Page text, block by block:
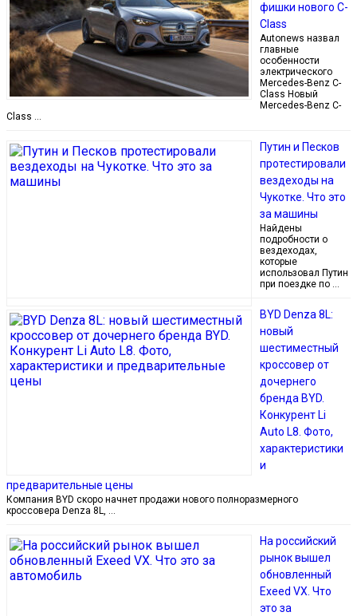
фишки нового С-
Class
Autonews назвал
главные
особенности
электрического
Mercedes-Benz C-
Class Новый
Mercedes-Benz C-
Class …
Путин и Песков
протестировали
вездеходы на
Чукотке. Что это
за машины
Найдены
подробности о
вездеходах,
которые
использовал Путин
при поездке по …
BYD Denza 8L:
новый
шестиместный
кроссовер от
дочернего
бренда BYD.
Конкурент Li
Auto L8. Фото,
характеристики
и
предварительные цены
Компания BYD скоро начнет продажи нового полноразмерного
кроссовера Denza 8L, …
На российский
рынок вышел
обновленный
Exeed VX. Что
это за